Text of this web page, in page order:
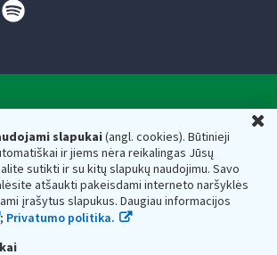
slapukai(angl. cookies). Būtinieji
ir jiems nėra reikalingas Jūsų
sutikti ir su kitų slapukų naudojimu. Savo
atšaukti pakeisdami interneto naršyklės
įrašytus slapukus. Daugiau informacijos
; Privatumo politika.
inspekcija prie Lietuvos
ministerijos
asmens kodas — 188659752,
osios g. 14, 01107 Vilnius, Lietuva, el.paštas:
dėžutės adresas 188659752
mokesčių inspekciją prie Lietuvos
ministerijos kaupiami ir saugomi Juridinių